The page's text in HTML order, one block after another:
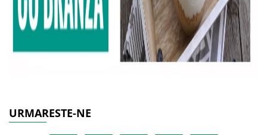
URMARESTE-NE